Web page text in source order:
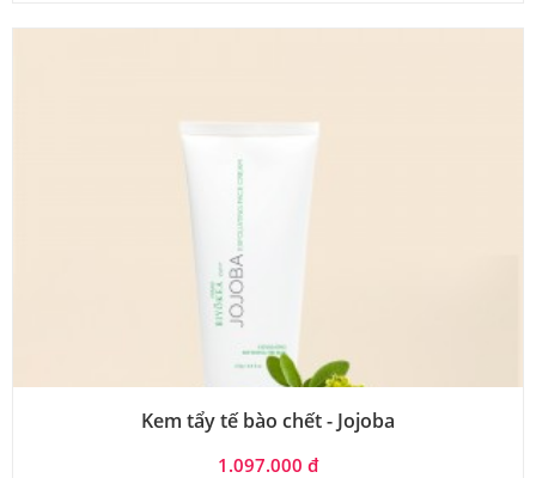
Kem tẩy tế bào chết - Jojoba
1.097.000 đ